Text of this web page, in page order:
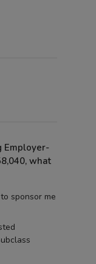
Employer-
what
sponsor me